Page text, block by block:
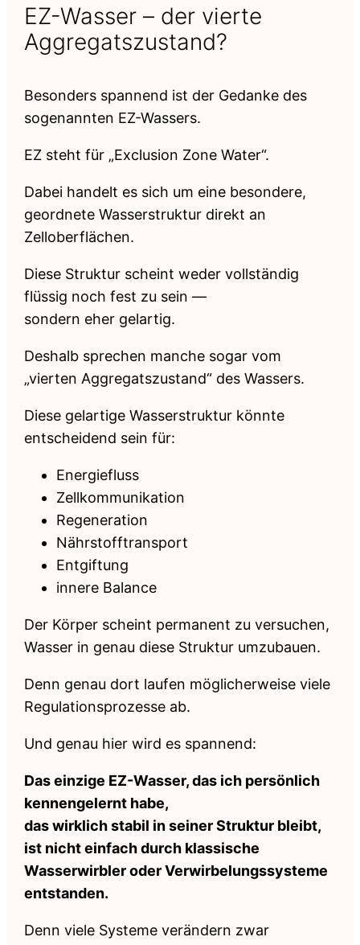
EZ-Wasser – der vierte
Aggregatszustand?
Besonders spannend ist der Gedanke des
sogenannten EZ-Wassers.
EZ steht für „Exclusion Zone Water“.
Dabei handelt es sich um eine besondere,
geordnete Wasserstruktur direkt an
Zelloberflächen.
Diese Struktur scheint weder vollständig
flüssig noch fest zu sein —
sondern eher gelartig.
Deshalb sprechen manche sogar vom
„vierten Aggregatszustand“ des Wassers.
Diese gelartige Wasserstruktur könnte
entscheidend sein für:
Energiefluss
Zellkommunikation
Regeneration
Nährstofftransport
Entgiftung
innere Balance
Der Körper scheint permanent zu versuchen,
Wasser in genau diese Struktur umzubauen.
Denn genau dort laufen möglicherweise viele
Regulationsprozesse ab.
Und genau hier wird es spannend:
Das einzige EZ-Wasser, das ich persönlich
kennengelernt habe,
das wirklich stabil in seiner Struktur bleibt,
ist nicht einfach durch klassische
Wasserwirbler oder Verwirbelungssysteme
entstanden.
Denn viele Systeme verändern zwar